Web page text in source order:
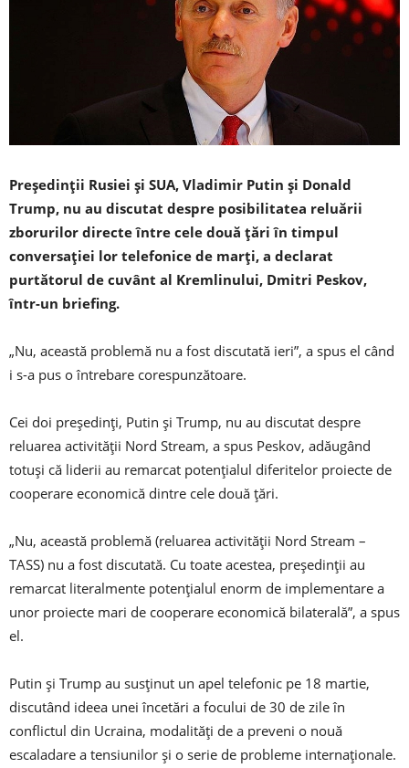
Președinții Rusiei și SUA, Vladimir Putin și Donald
Trump, nu au discutat despre posibilitatea reluării
zborurilor directe între cele două țări în timpul
conversației lor telefonice de marți, a declarat
purtătorul de cuvânt al Kremlinului, Dmitri Peskov,
într-un briefing.
„Nu, această problemă nu a fost discutată ieri”, a spus el când
i s-a pus o întrebare corespunzătoare.
Cei doi președinți, Putin și Trump, nu au discutat despre
reluarea activității Nord Stream, a spus Peskov, adăugând
totuși că liderii au remarcat potențialul diferitelor proiecte de
cooperare economică dintre cele două țări.
„Nu, această problemă (reluarea activității Nord Stream –
TASS) nu a fost discutată. Cu toate acestea, președinții au
remarcat literalmente potențialul enorm de implementare a
unor proiecte mari de cooperare economică bilaterală”, a spus
el.
Putin și Trump au susținut un apel telefonic pe 18 martie,
discutând ideea unei încetări a focului de 30 de zile în
conflictul din Ucraina, modalități de a preveni o nouă
escaladare a tensiunilor și o serie de probleme internaționale.